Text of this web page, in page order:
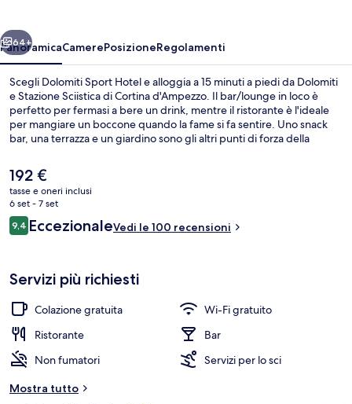
Avanti
64+
PanoramicaCamerePosizioneRegolamenti
Scegli Dolomiti Sport Hotel e alloggia a 15 minuti a piedi da Dolomiti
e Stazione Sciistica di Cortina d'Ampezzo. Il bar/lounge in loco è
perfetto per fermasi a bere un drink, mentre il ristorante è l'ideale
per mangiare un boccone quando la fame si fa sentire. Uno snack
bar, una terrazza e un giardino sono gli altri punti di forza della
Il
prezzo
attuale
è
192 €
192 €
tasse e oneri inclusi
6 set - 7 set
Recensioni
9,49,4 su 10
EccezionaleVedi le 100 recensioni
Servizi più richiesti
Colazione gratuita
Wi-Fi gratuito
Ristorante
Bar
Non fumatori
Servizi per lo sci
Mostra tutto